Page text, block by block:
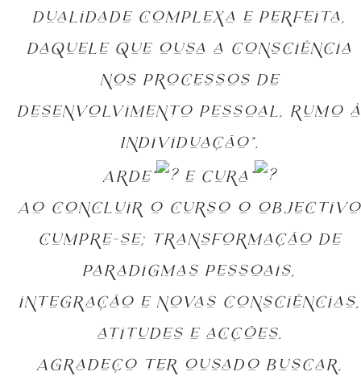
dualidade complexa e perfeita,
daquele que ousa a consciência
nos processos de
desenvolvimento pessoal, rumo à
Individuação*.
Arde*
e Cura*
Ao concluir o curso o objectivo
cumpre-se; transformação de
paradigmas pessoais,
integração e novas consciências,
atitudes e acções.
Agradeço ter ousado buscar,